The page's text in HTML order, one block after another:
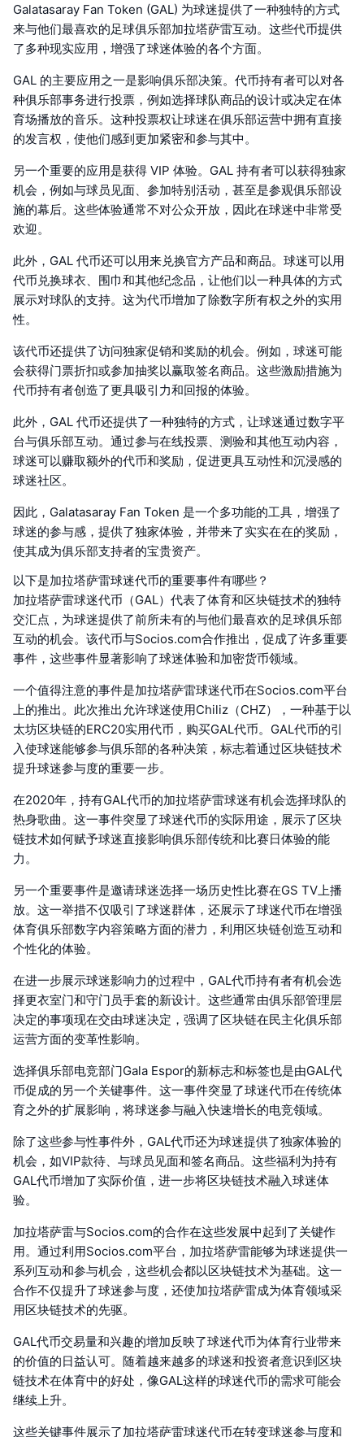
Galatasaray Fan Token (GAL) 为球迷提供了一种独特的方式
来与他们最喜欢的足球俱乐部加拉塔萨雷互动。这些代币提供
了多种现实应用，增强了球迷体验的各个方面。
GAL 的主要应用之一是影响俱乐部决策。代币持有者可以对各
种俱乐部事务进行投票，例如选择球队商品的设计或决定在体
育场播放的音乐。这种投票权让球迷在俱乐部运营中拥有直接
的发言权，使他们感到更加紧密和参与其中。
另一个重要的应用是获得 VIP 体验。GAL 持有者可以获得独家
机会，例如与球员见面、参加特别活动，甚至是参观俱乐部设
施的幕后。这些体验通常不对公众开放，因此在球迷中非常受
欢迎。
此外，GAL 代币还可以用来兑换官方产品和商品。球迷可以用
代币兑换球衣、围巾和其他纪念品，让他们以一种具体的方式
展示对球队的支持。这为代币增加了除数字所有权之外的实用
性。
该代币还提供了访问独家促销和奖励的机会。例如，球迷可能
会获得门票折扣或参加抽奖以赢取签名商品。这些激励措施为
代币持有者创造了更具吸引力和回报的体验。
此外，GAL 代币还提供了一种独特的方式，让球迷通过数字平
台与俱乐部互动。通过参与在线投票、测验和其他互动内容，
球迷可以赚取额外的代币和奖励，促进更具互动性和沉浸感的
球迷社区。
因此，Galatasaray Fan Token 是一个多功能的工具，增强了
球迷的参与感，提供了独家体验，并带来了实实在在的奖励，
使其成为俱乐部支持者的宝贵资产。
以下是加拉塔萨雷球迷代币的重要事件有哪些？
加拉塔萨雷球迷代币（GAL）代表了体育和区块链技术的独特
交汇点，为球迷提供了前所未有的与他们最喜欢的足球俱乐部
互动的机会。该代币与Socios.com合作推出，促成了许多重要
事件，这些事件显著影响了球迷体验和加密货币领域。
一个值得注意的事件是加拉塔萨雷球迷代币在Socios.com平台
上的推出。此次推出允许球迷使用Chiliz（CHZ），一种基于以
太坊区块链的ERC20实用代币，购买GAL代币。GAL代币的引
入使球迷能够参与俱乐部的各种决策，标志着通过区块链技术
提升球迷参与度的重要一步。
在2020年，持有GAL代币的加拉塔萨雷球迷有机会选择球队的
热身歌曲。这一事件突显了球迷代币的实际用途，展示了区块
链技术如何赋予球迷直接影响俱乐部传统和比赛日体验的能
力。
另一个重要事件是邀请球迷选择一场历史性比赛在GS TV上播
放。这一举措不仅吸引了球迷群体，还展示了球迷代币在增强
体育俱乐部数字内容策略方面的潜力，利用区块链创造互动和
个性化的体验。
在进一步展示球迷影响力的过程中，GAL代币持有者有机会选
择更衣室门和守门员手套的新设计。这些通常由俱乐部管理层
决定的事项现在交由球迷决定，强调了区块链在民主化俱乐部
运营方面的变革性影响。
选择俱乐部电竞部门Gala Espor的新标志和标签也是由GAL代
币促成的另一个关键事件。这一事件突显了球迷代币在传统体
育之外的扩展影响，将球迷参与融入快速增长的电竞领域。
除了这些参与性事件外，GAL代币还为球迷提供了独家体验的
机会，如VIP款待、与球员见面和签名商品。这些福利为持有
GAL代币增加了实际价值，进一步将区块链技术融入球迷体
验。
加拉塔萨雷与Socios.com的合作在这些发展中起到了关键作
用。通过利用Socios.com平台，加拉塔萨雷能够为球迷提供一
系列互动和参与机会，这些机会都以区块链技术为基础。这一
合作不仅提升了球迷参与度，还使加拉塔萨雷成为体育领域采
用区块链技术的先驱。
GAL代币交易量和兴趣的增加反映了球迷代币为体育行业带来
的价值的日益认可。随着越来越多的球迷和投资者意识到区块
链技术在体育中的好处，像GAL这样的球迷代币的需求可能会
继续上升。
这些关键事件展示了加拉塔萨雷球迷代币在转变球迷参与度和